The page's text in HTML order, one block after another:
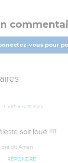
vous pour
Il y a 11 ans, 10 mois
soit loué !!!!
dit Amen
RÉPONDRE